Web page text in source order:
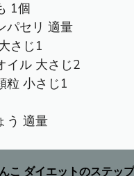
1個
パセリ 適量
さじ1
イル 大さじ2
粒 小さじ1
う 適量
こ ダイエットのステッ